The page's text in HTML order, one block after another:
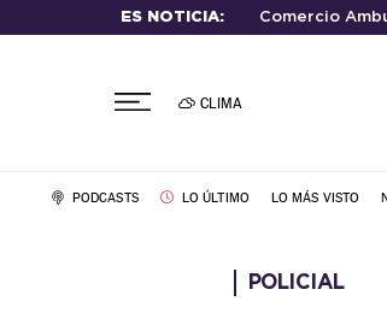
ES NOTICIA: Comercio
CLIMA
PODCASTS LO ÚLTIMO LO MÁS VISTO
POLICIAL